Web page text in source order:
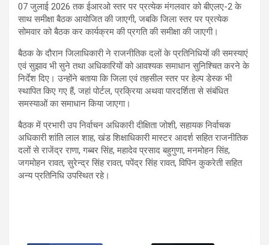
07 जुलाई 2026 तक ईआरओ स्तर पर प्रत्येक मंगलवार को बीएलए-2 के
साथ समीक्षा बैठक आयोजित की जाएगी, जबकि जिला स्तर पर प्रत्येक
सोमवार को बैठक कर कार्यक्रम की प्रगति की समीक्षा की जाएगी।
बैठक के दौरान जिलाधिकारी ने राजनीतिक दलों के प्रतिनिधियों की समस्याएं
एवं सुझाव भी सुने तथा अधिकारियों को आवश्यक समाधान सुनिश्चित करने के
निर्देश दिए। उन्होंने बताया कि जिला एवं तहसील स्तर पर हेल्प डेस्क भी
स्थापित किए गए हैं, जहां पोर्टल, प्रक्रिया अथवा पारदर्शिता से संबंधित
समस्याओं का समाधान किया जाएगा।
बैठक में प्रभारी उप निर्वाचन अधिकारी दीक्षिता जोशी, सहायक निर्वाचक
अधिकारी शांति लाल शाह, खंड शिक्षाधिकारी मास्टर आदर्श सहित राजनीतिक
दलों से राजेंद्र राणा, गब्बर सिंह, महादेव प्रसाद बहुगुणा, मनमोहन सिंह,
जगमोहन रावत, सुरेन्द्र सिंह रावत, पपेंद्र सिंह रावत, विपिन कुकरेती सहित
अन्य प्रतिनिधि उपस्थित रहे।